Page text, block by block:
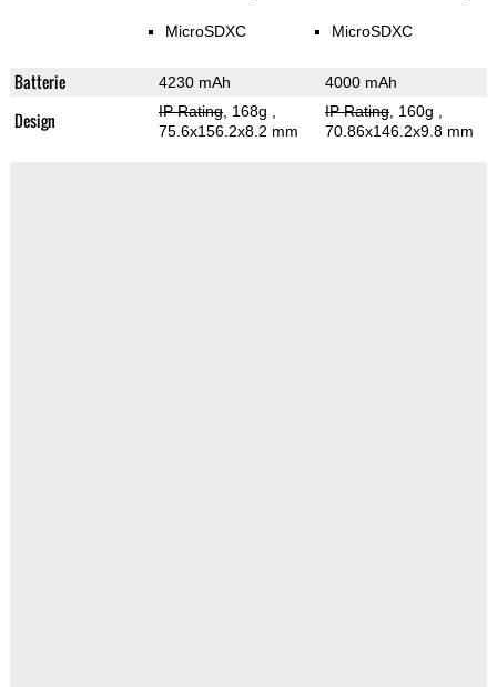
MicroSDXC MicroSDXC
Batterie 4230 mAh 4000 mAh
Design IP Rating, 168g
75.6x156.2x8.2 mm
IP Rating, 160g
70.86x146.2x9.8 mm